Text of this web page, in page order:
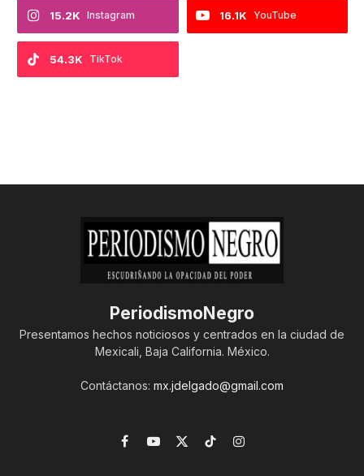
Instagram
15.2K YouTube
16.1K
TikTok
54.3K
PeriodismoNegro
Presentamos hechos noticiosos y centrados en la ciudad de
Mexicali, Baja California. México.
Contáctanos: mx.jdelgado@gmail.com
Facebook
YouTube
X
TikTokInstagram